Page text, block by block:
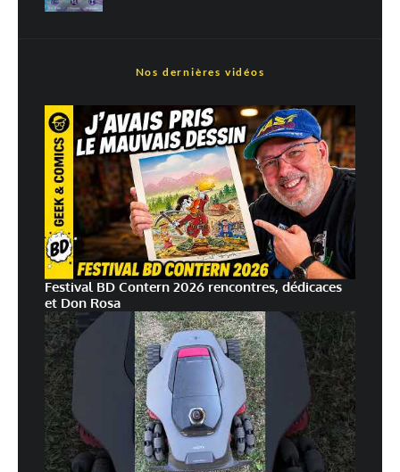
Nos dernières vidéos
Festival BD Contern 2026 rencontres, dédicaces
et Don Rosa